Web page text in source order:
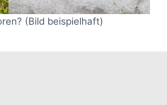
(Bild beispielhaft)